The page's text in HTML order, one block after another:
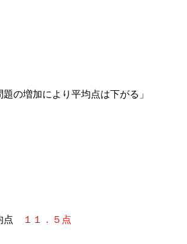
題の増加により平均点は下がる」
点 １１．５点